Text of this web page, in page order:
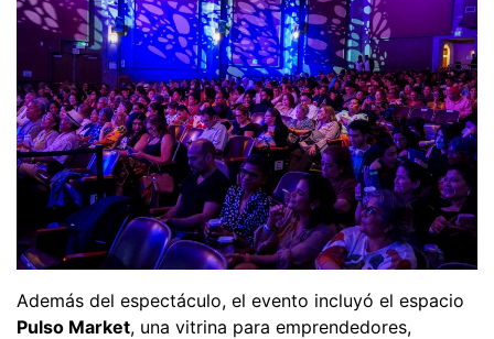
Además del espectáculo, el evento incluyó el espacio
Pulso Market, una vitrina para emprendedores,